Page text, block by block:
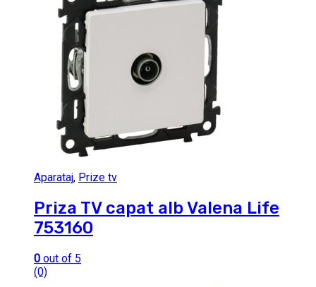
Aparataj, Prize tv
Priza TV capat alb Valena Life
753160
0 out of 5
(0)